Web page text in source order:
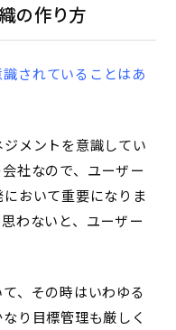
の作り方
されていることはあ
メントを意識してい
社なので、ユーザー
おいて重要になりま
わないと、ユーザー
、その時はいわゆる
り目標管理も厳しく